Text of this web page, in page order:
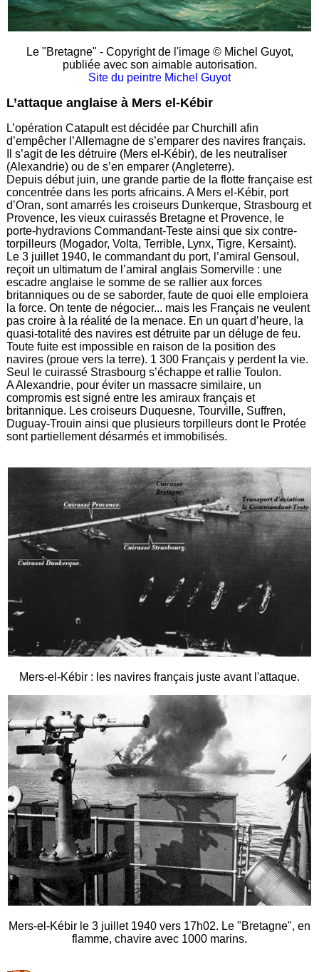
Le "Bretagne" - Copyright de l'image © Michel Guyot,
publiée avec son aimable autorisation.
Site du peintre Michel Guyot
L’attaque anglaise à Mers el-Kébir
L’opération Catapult est décidée par Churchill afin
d’empêcher l’Allemagne de s’emparer des navires français.
Il s’agit de les détruire (Mers el-Kébir), de les neutraliser
(Alexandrie) ou de s’en emparer (Angleterre).
Depuis début juin, une grande partie de la flotte française est
concentrée dans les ports africains. A Mers el-Kébir, port
d’Oran, sont amarrés les croiseurs Dunkerque, Strasbourg et
Provence, les vieux cuirassés Bretagne et Provence, le
porte-hydravions Commandant-Teste ainsi que six contre-
torpilleurs (Mogador, Volta, Terrible, Lynx, Tigre, Kersaint).
Le 3 juillet 1940, le commandant du port, l’amiral Gensoul,
reçoit un ultimatum de l’amiral anglais Somerville : une
escadre anglaise le somme de se rallier aux forces
britanniques ou de se saborder, faute de quoi elle emploiera
la force. On tente de négocier... mais les Français ne veulent
pas croire à la réalité de la menace. En un quart d’heure, la
quasi-totalité des navires est détruite par un déluge de feu.
Toute fuite est impossible en raison de la position des
navires (proue vers la terre). 1 300 Français y perdent la vie.
Seul le cuirassé Strasbourg s’échappe et rallie Toulon.
A Alexandrie, pour éviter un massacre similaire, un
compromis est signé entre les amiraux français et
britannique. Les croiseurs Duquesne, Tourville, Suffren,
Duguay-Trouin ainsi que plusieurs torpilleurs dont le Protée
sont partiellement désarmés et immobilisés.
Mers-el-Kébir : les navires français juste avant l'attaque.
Mers-el-Kébir le 3 juillet 1940 vers 17h02. Le "Bretagne", en
flamme, chavire avec 1000 marins.